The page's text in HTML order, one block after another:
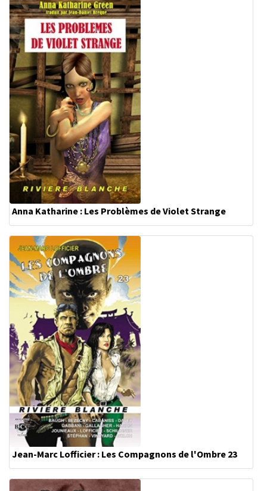
Anna Katharine : Les Problèmes de Violet Strange
Jean-Marc Lofficier : Les Compagnons de l'Ombre 23